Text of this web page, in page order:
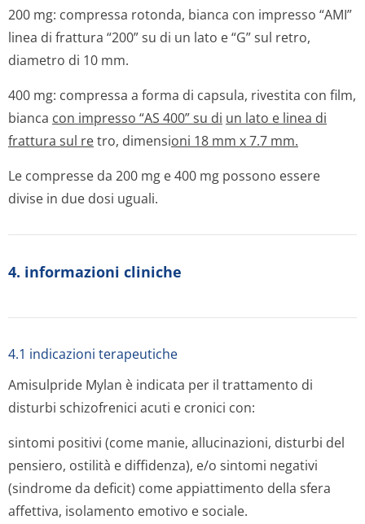
200 mg: compressa rotonda, bianca con impresso “AMI”
linea di frattura “200” su di un lato e “G” sul retro,
diametro di 10 mm.
400 mg: compressa a forma di capsula, rivestita con film,
bianca con impresso “AS 400” su di un lato e linea di
frattura sul retro, dimensioni 18 mm x 7.7 mm.
Le compresse da 200 mg e 400 mg possono essere
divise in due dosi uguali.
4. informazioni cliniche
4.1 indicazioni terapeutiche
Amisulpride Mylan è indicata per il trattamento di
disturbi schizofrenici acuti e cronici con:
sintomi positivi (come manie, allucinazioni, disturbi del
pensiero, ostilità e diffidenza), e/o sintomi negativi
(sindrome da deficit) come appiattimento della sfera
affettiva, isolamento emotivo e sociale.